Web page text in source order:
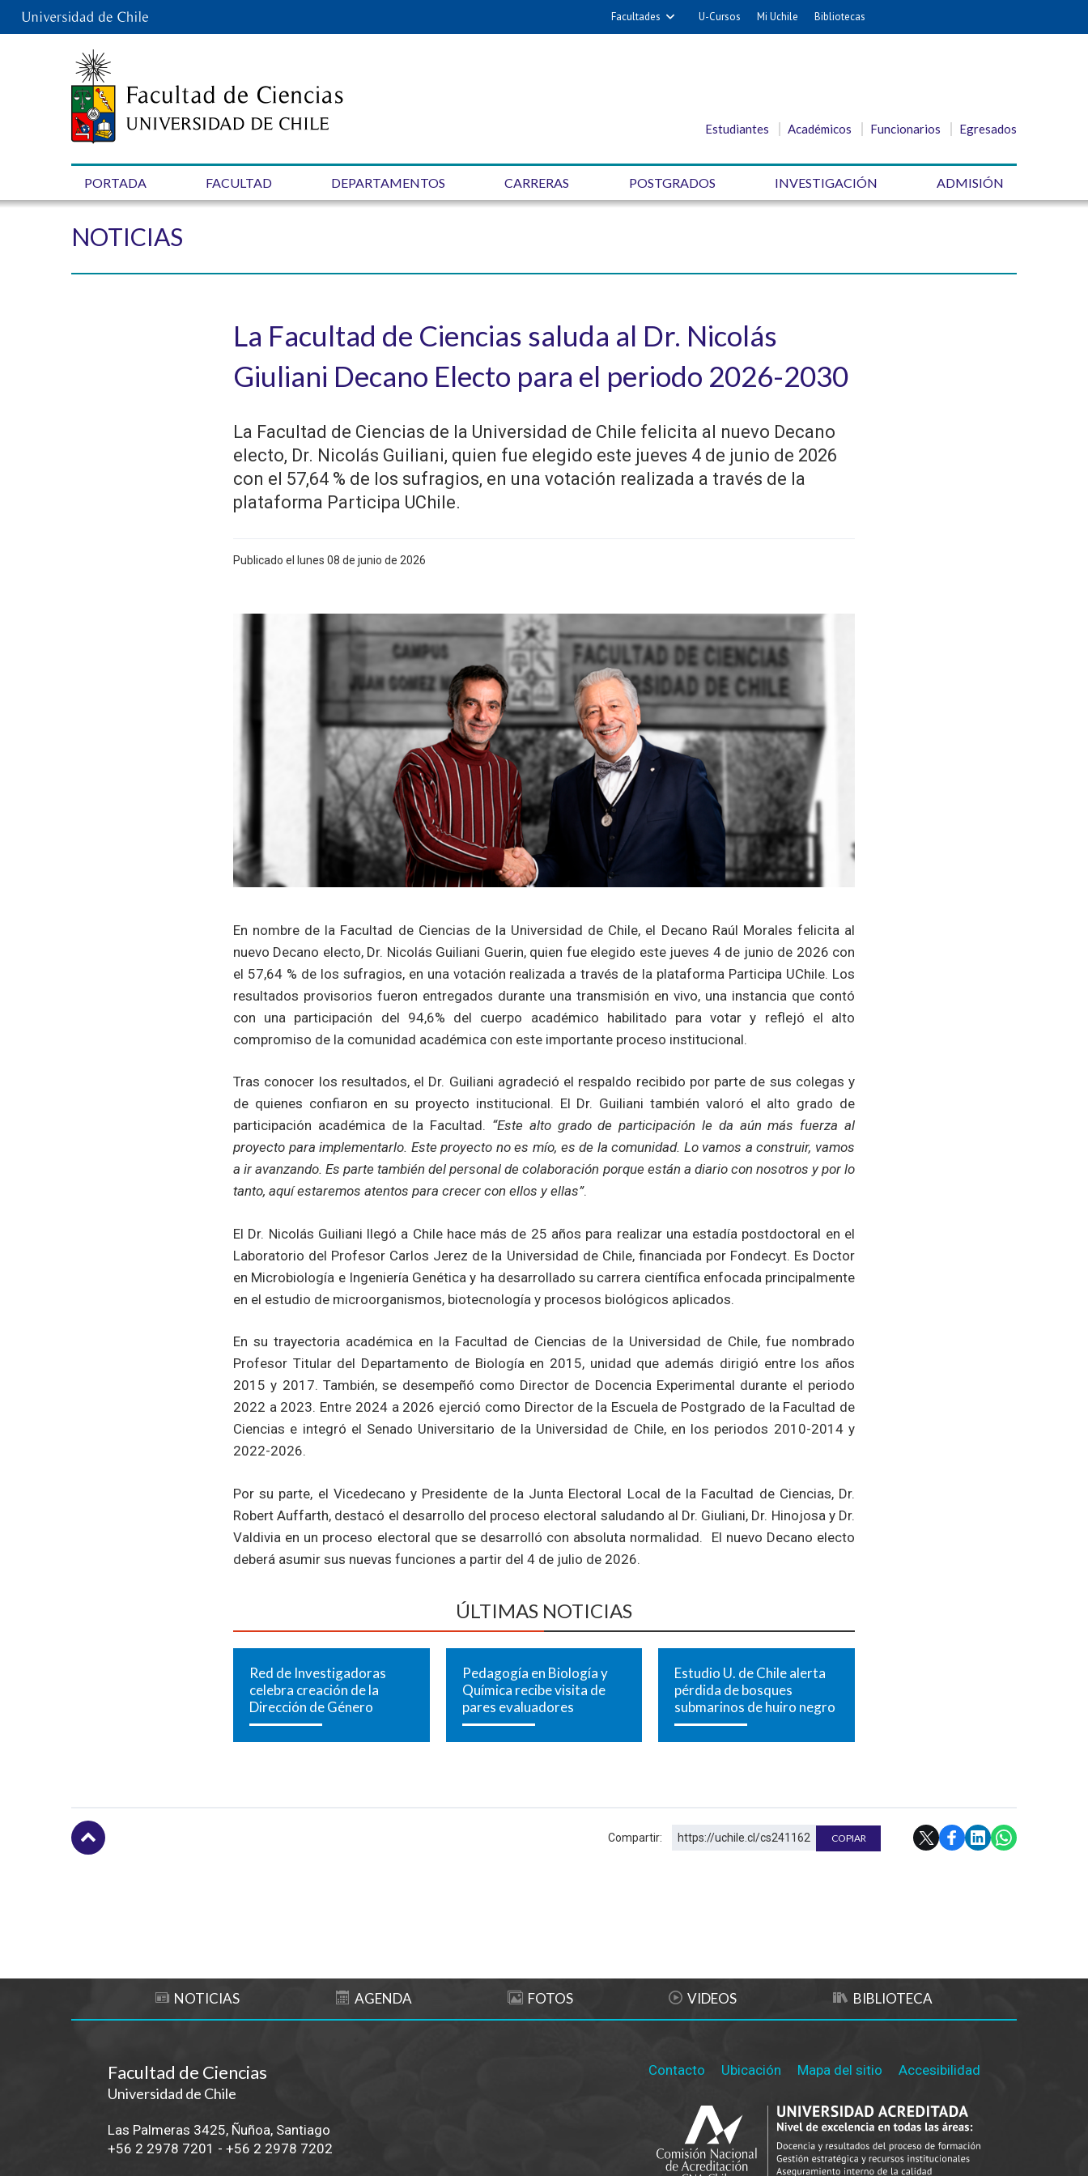
Facultades U-Cursos Mi Uchile Bibliotecas
Estudiantes Académicos Funcionarios Egresados
PORTADA FACULTAD DEPARTAMENTOS CARRERAS POSTGRADOS INVESTIGACIÓN ADMISIÓN
NOTICIAS
La Facultad de Ciencias saluda al Dr. Nicolás
Giuliani Decano Electo para el periodo 2026-2030
La Facultad de Ciencias de la Universidad de Chile felicita al nuevo Decano
electo, Dr. Nicolás Guiliani, quien fue elegido este jueves 4 de junio de 2026
con el 57,64 % de los sufragios, en una votación realizada a través de la
plataforma Participa UChile.
Publicado el lunes 08 de junio de 2026
En nombre de la Facultad de Ciencias de la Universidad de Chile, el Decano Raúl Morales felicita al
nuevo Decano electo, Dr. Nicolás Guiliani Guerin, quien fue elegido este jueves 4 de junio de 2026 con
el 57,64 % de los sufragios, en una votación realizada a través de la plataforma Participa UChile. Los
resultados provisorios fueron entregados durante una transmisión en vivo, una instancia que contó
con una participación del 94,6% del cuerpo académico habilitado para votar y reflejó el alto
compromiso de la comunidad académica con este importante proceso institucional.
Tras conocer los resultados, el Dr. Guiliani agradeció el respaldo recibido por parte de sus colegas y
de quienes confiaron en su proyecto institucional. El Dr. Guiliani también valoró el alto grado de
participación académica de la Facultad. “Este alto grado de participación le da aún más fuerza al
proyecto para implementarlo. Este proyecto no es mío, es de la comunidad. Lo vamos a construir, vamos
a ir avanzando. Es parte también del personal de colaboración porque están a diario con nosotros y por lo
tanto, aquí estaremos atentos para crecer con ellos y ellas”.
El Dr. Nicolás Guiliani llegó a Chile hace más de 25 años para realizar una estadía postdoctoral en el
Laboratorio del Profesor Carlos Jerez de la Universidad de Chile, financiada por Fondecyt. Es Doctor
en Microbiología e Ingeniería Genética y ha desarrollado su carrera científica enfocada principalmente
en el estudio de microorganismos, biotecnología y procesos biológicos aplicados.
En su trayectoria académica en la Facultad de Ciencias de la Universidad de Chile, fue nombrado
Profesor Titular del Departamento de Biología en 2015, unidad que además dirigió entre los años
2015 y 2017. También, se desempeñó como Director de Docencia Experimental durante el periodo
2022 a 2023. Entre 2024 a 2026 ejerció como Director de la Escuela de Postgrado de la Facultad de
Ciencias e integró el Senado Universitario de la Universidad de Chile, en los periodos 2010-2014 y
2022-2026.
Por su parte, el Vicedecano y Presidente de la Junta Electoral Local de la Facultad de Ciencias, Dr.
Robert Auffarth, destacó el desarrollo del proceso electoral saludando al Dr. Giuliani, Dr. Hinojosa y Dr.
Valdivia en un proceso electoral que se desarrolló con absoluta normalidad. El nuevo Decano electo
deberá asumir sus nuevas funciones a partir del 4 de julio de 2026.
ÚLTIMAS NOTICIAS
Red de Investigadoras
celebra creación de la
Dirección de Género
Pedagogía en Biología y
Química recibe visita de
pares evaluadores
Estudio U. de Chile alerta
pérdida de bosques
submarinos de huiro negro
Compartir: https://uchile.cl/cs241162 COPIAR
NOTICIAS AGENDA FOTOS VIDEOS BIBLIOTECA
Contacto Ubicación Mapa del sitio Accesibilidad
Facultad de Ciencias
Universidad de Chile
Las Palmeras 3425, Ñuñoa, Santiago
+56 2 2978 7201 - +56 2 2978 7202